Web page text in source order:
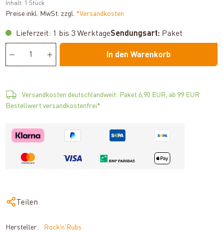
Inhalt: 1 Stück
Preise inkl. MwSt. zzgl. *Versandkosten
Lieferzeit: 1 bis 3 WerktageSendungsart: Paket
In den Warenkorb
Versandkosten deutschlandweit: Paket 6,90 EUR, ab 99 EUR
Bestellwert versandkostenfrei*
Teilen
Hersteller:
Rock'n'Rubs